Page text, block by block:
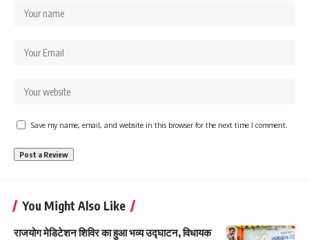
Save my name, email, and website in this browser for the next time I comment.
You Might Also Like
राजयोग मेडिटेशन शिविर का हुआ भव्य उद्घाटन, विधायक